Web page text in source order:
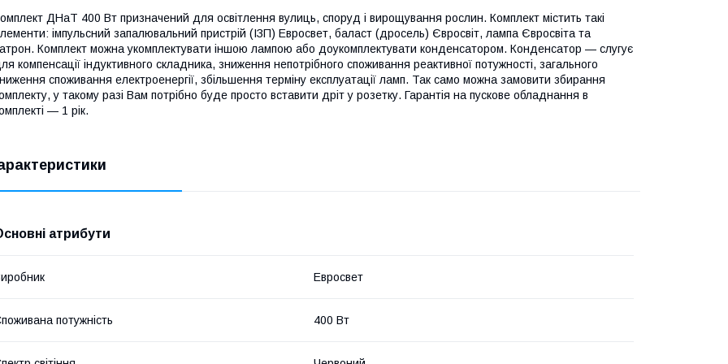
ДНаТ 400 Вт призначений для освітлення вулиць, споруд і вирощування рослин. Комплект містить такі
імпульсний запалювальний пристрій (ІЗП) Евросвет, баласт (дросель) Євросвіт, лампа Євросвіта та
Комплект можна укомплектувати іншою лампою або доукомплектувати конденсатором. Конденсатор — слугує
компенсації індуктивного складника, зниження непотрібного споживання реактивної потужності, загального
споживання електроенергії, збільшення терміну експлуатації ламп. Так само можна замовити збирання
у такому разі Вам потрібно буде просто вставити дріт у розетку. Гарантія на пускове обладнання в
— 1 рік.
атрибути
Евросвет
потужність 400 Вт